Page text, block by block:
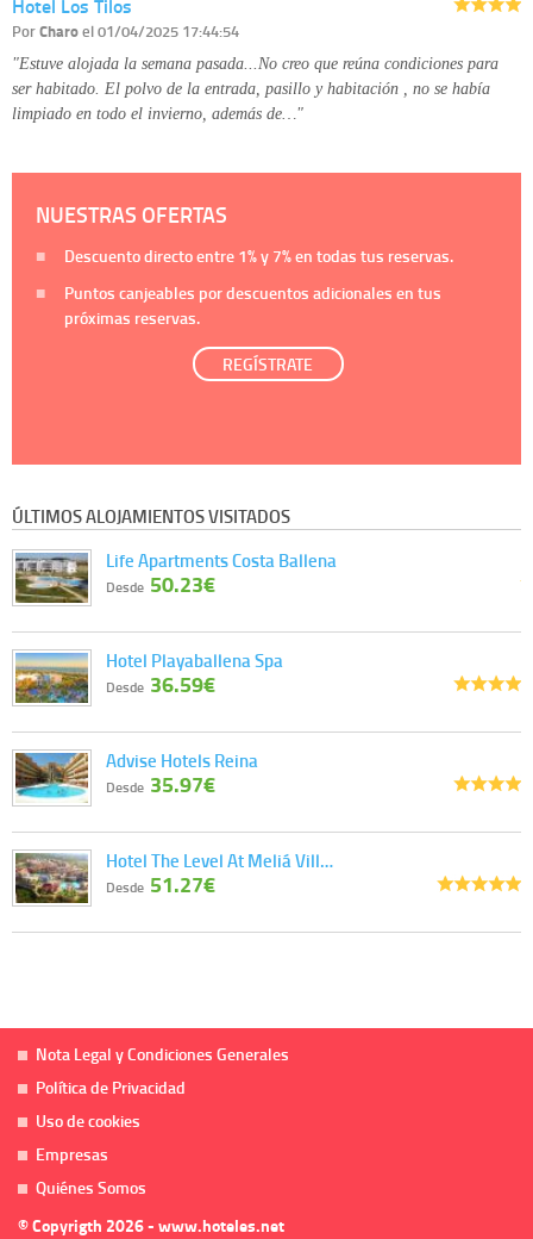
Hotel Los Tilos
PorCharoel 01/04/2025 17:44:54
"Estuve alojada la semana pasada...No creo que reúna condiciones para
ser habitado. El polvo de la entrada, pasillo y habitación , no se había
limpiado en todo el invierno, además de…"
NUESTRAS OFERTAS
Descuento directo entre 1%y 7%en todas tus reservas.
Puntos canjeables por descuentos adicionales en tus
próximas reservas.
REGÍSTRATE
ÚLTIMOS ALOJAMIENTOS VISITADOS
Life Apartments Costa Ballena
Desde 50.23€
Hotel Playaballena Spa
Desde 36.59€
Advise Hotels Reina
Desde 35.97€
Hotel The Level At Meliá Vill…
Desde 51.27€
Nota Legal y Condiciones Generales
Política de Privacidad
Uso de cookies
Empresas
Quiénes Somos
© Copyrigth 2026 - www.hoteles.net